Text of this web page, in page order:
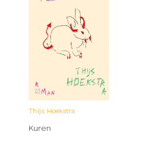
Thijs Hoekstra
Kuren